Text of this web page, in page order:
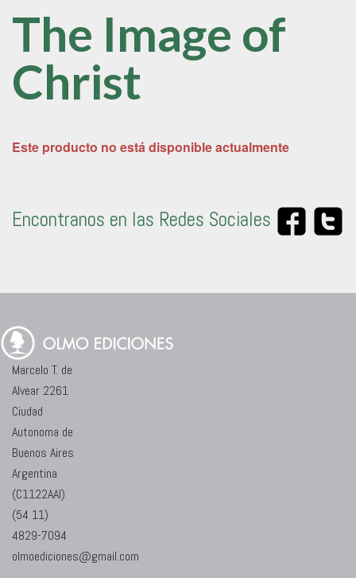
The Image of
Christ
Este producto no está disponible actualmente
Encontranos en las Redes Sociales
Marcelo T. de
Alvear 2261
Ciudad
Autonoma de
Buenos Aires
Argentina
(C1122AAI)
(54 11)
4829-7094
olmoediciones@gmail.com